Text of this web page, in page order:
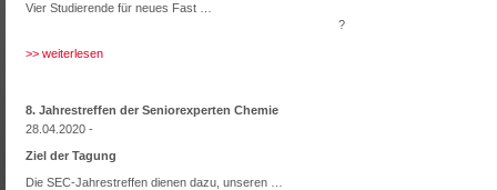
Vier Studierende für neues Fast …
>> weiterlesen
8. Jahrestreffen der Seniorexperten Chemie
28.04.2020 -
Ziel der Tagung
Die SEC-Jahrestreffen dienen dazu, unseren …
?